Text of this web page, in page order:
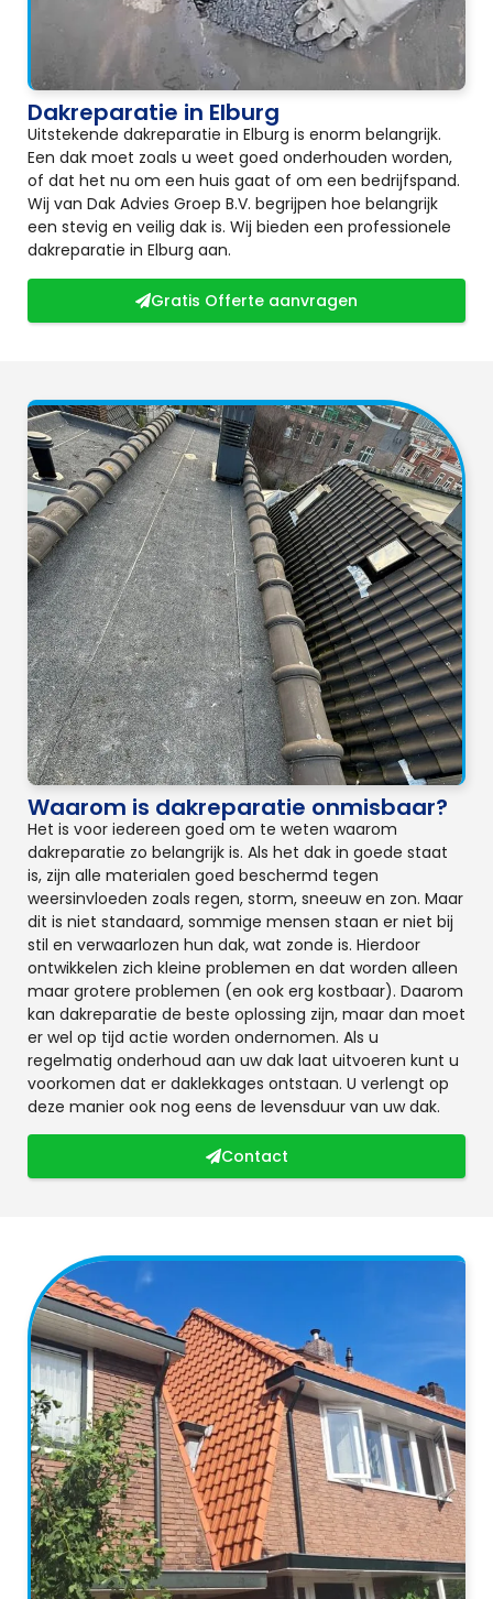
Dakreparatie in Elburg
Uitstekende dakreparatie in Elburg is enorm belangrijk.
Een dak moet zoals u weet goed onderhouden worden,
of dat het nu om een huis gaat of om een bedrijfspand.
Wij van Dak Advies Groep B.V. begrijpen hoe belangrijk
een stevig en veilig dak is. Wij bieden een professionele
dakreparatie in Elburg aan.
Gratis Offerte aanvragen
Waarom is dakreparatie onmisbaar?
Het is voor iedereen goed om te weten waarom
dakreparatie zo belangrijk is. Als het dak in goede staat
is, zijn alle materialen goed beschermd tegen
weersinvloeden zoals regen, storm, sneeuw en zon. Maar
dit is niet standaard, sommige mensen staan er niet bij
stil en verwaarlozen hun dak, wat zonde is. Hierdoor
ontwikkelen zich kleine problemen en dat worden alleen
maar grotere problemen (en ook erg kostbaar). Daarom
kan dakreparatie de beste oplossing zijn, maar dan moet
er wel op tijd actie worden ondernomen. Als u
regelmatig onderhoud aan uw dak laat uitvoeren kunt u
voorkomen dat er daklekkages ontstaan. U verlengt op
deze manier ook nog eens de levensduur van uw dak.
Contact